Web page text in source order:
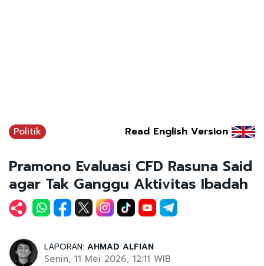
Politik Read English Version
Pramono Evaluasi CFD Rasuna Said
agar Tak Ganggu Aktivitas Ibadah
LAPORAN: AHMAD ALFIAN
Senin, 11 Mei 2026, 12:11 WIB